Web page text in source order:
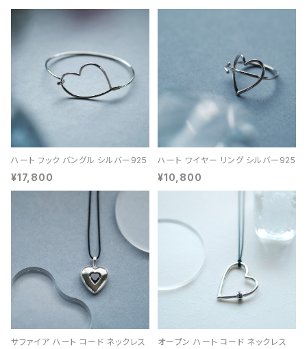
ハート フック バングル シルバー925
¥17,800
ハート ワイヤー リング シルバー925
¥10,800
サファイア ハート コード ネックレス オープン ハート コード ネックレス